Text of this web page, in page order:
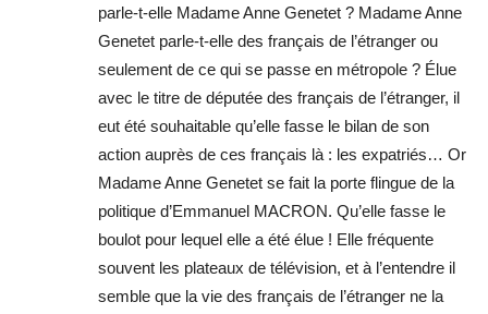
parle-t-elle Madame Anne Genetet ? Madame Anne
Genetet parle-t-elle des français de l’étranger ou
seulement de ce qui se passe en métropole ? Élue
avec le titre de députée des français de l’étranger, il
eut été souhaitable qu’elle fasse le bilan de son
action auprès de ces français là : les expatriés… Or
Madame Anne Genetet se fait la porte flingue de la
politique d’Emmanuel MACRON. Qu’elle fasse le
boulot pour lequel elle a été élue ! Elle fréquente
souvent les plateaux de télévision, et à l’entendre il
semble que la vie des français de l’étranger ne la